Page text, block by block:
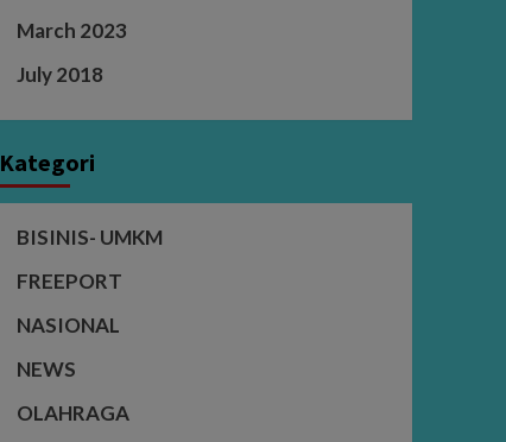
March 2023
July 2018
Kategori
BISINIS- UMKM
FREEPORT
NASIONAL
NEWS
OLAHRAGA